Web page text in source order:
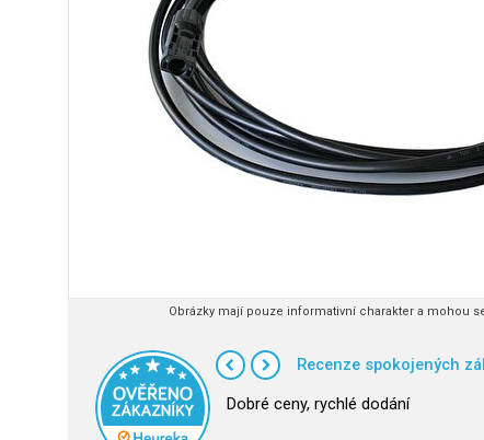
Obrázky mají pouze informativní charakter a mohou
Recenze spokojených
Dobré ceny, rychlé dodání